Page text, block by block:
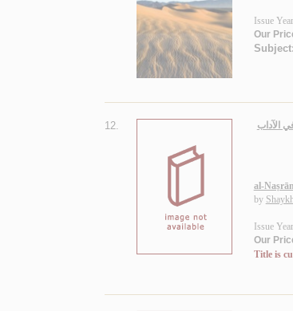
Issue
Our
Subject:
12.
بـيـن عـرب الـجـاهـلـيـة، 1-في تـاريـخ الـنـصـرانـيـة و قـبـائـلـهـا في عـهـد الـجـاهـلـيـة ، 2-في الآداب
al-
by
Issue
Our
Title is